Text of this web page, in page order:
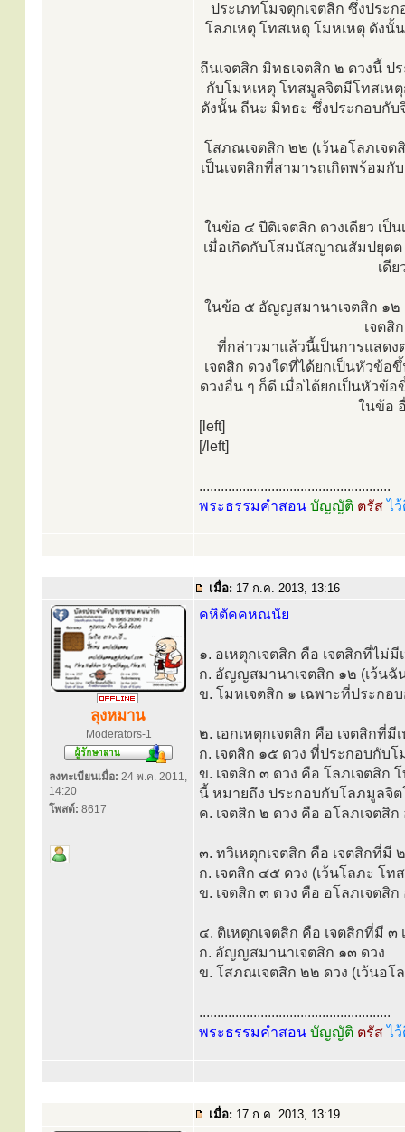
ประเภทโมจตุกเจตสิก ซึ่งประ
โลภเหตุ โทสเหตุ โมหเหตุ ดังนั้
ถีนเจตสิก มิทธเจตสิก ๒ ดวงนี้
กับโมหเหตุ โทสมูลจิตมีโทสเห
ดังนั้น ถีนะ มิทธะ ซึ่งประกอบกับ
โสภณเจตสิก ๒๒ (เว้นอโลภเจต
เป็นเจตสิกที่สามารถเกิดพร้อม
ในข้อ ๔ ปีติเจตสิก ดวงเดียว เ
เมื่อเกิดกับโสมนัสญาณสัมปยุตต
เดี
ในข้อ ๕ อัญญสมานาเจตสิก ๑๒
เจตสิ
ที่กล่าวมาแล้วนี้เป็นการแสด
เจตสิก ดวงใดที่ได้ยกเป็นหัวข้อ
ดวงอื่น ๆ ก็ดี เมื่อได้ยกเป็นหัวข้
ในข้อ
[left]
[/left]
.....................................................
พระธรรมคำสอน บัญญัติ ตรัสไ
เมื่อ: 17 ก.ค. 2013, 13:16
ลุงหมาน
Moderators-1
ลงทะเบียนเมื่อ: 24 พ.ค. 2011,
14:20
โพสต์: 8617
คหิตัคคหณนัย
๑. อเหตุกเจตสิก คือ เจตสิกที่ไม่
ก. อัญญสมานาเจตสิก ๑๒ (เว้นฉั
ข. โมหเจตสิก ๑ เฉพาะที่ประกอ
๒. เอกเหตุกเจตสิก คือ เจตสิกที่มี
ก. เจตสิก ๑๕ ดวง ที่ประกอบกับ
ข. เจตสิก ๓ ดวง คือ โลภเจตสิก
นี้ หมายถึง ประกอบกับโลภมูลจิ
ค. เจตสิก ๒ ดวง คือ อโลภเจต
๓. ทวิเหตุกเจตสิก คือ เจตสิกที่มี
ก. เจตสิก ๔๕ ดวง (เว้นโลภะ โ
ข. เจตสิก ๓ ดวง คือ อโลภเจต
๔. ติเหตุกเจตสิก คือ เจตสิกที่มี ๓
ก. อัญญสมานาเจตสิก ๑๓ ดวง
ข. โสภณเจตสิก ๒๒ ดวง (เว้นอ
.....................................................
พระธรรมคำสอน บัญญัติ ตรัสไ
เมื่อ: 17 ก.ค. 2013, 13:19